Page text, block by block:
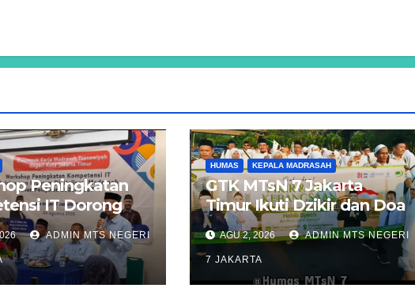
Peningkatan
IT Dorong
Digitalisasi
di Jakarta
ADMIN MTS NEGERI
HUMAS KEPALA MADRASAH
GTK MTsN 7 Jakarta
Timur Ikuti Dzikir dan Doa
Kebangsaan Lintas
Agama di Monas
AGU 2, 2026 ADMIN MTS NEGERI
7 JAKARTA